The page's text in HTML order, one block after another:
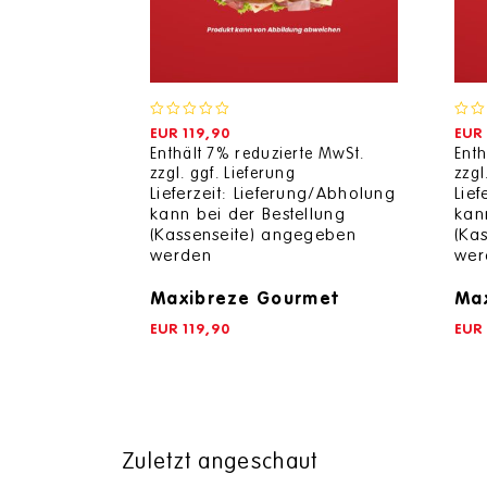
0
out
5
EUR 119,90
Enthält 7% reduzierte MwSt.
zzgl. ggf. Lieferung
Lieferzeit: Lieferung/Abholung
kann bei der Bestellung
(Kassenseite) angegeben
werden
Maxibreze Gourmet
EUR 119,90
0
out
5
EUR
EUR
Zuletzt angeschaut